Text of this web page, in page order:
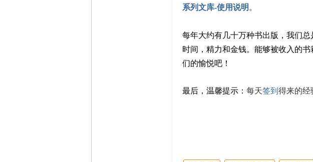
系列文库-使用说明 。
每年大约有几十万种书出版，我们
时间，精力和金钱。能够被收入的
们的愉悦吧！
最后，温馨提示： 每天签到 得来的经